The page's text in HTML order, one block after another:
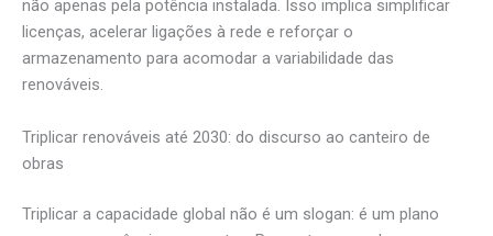
não apenas pela potência instalada. Isso implica simplificar
licenças, acelerar ligações à rede e reforçar o
armazenamento para acomodar a variabilidade das
renováveis.
Triplicar renováveis até 2030: do discurso ao canteiro de
obras
Triplicar a capacidade global não é um slogan: é um plano